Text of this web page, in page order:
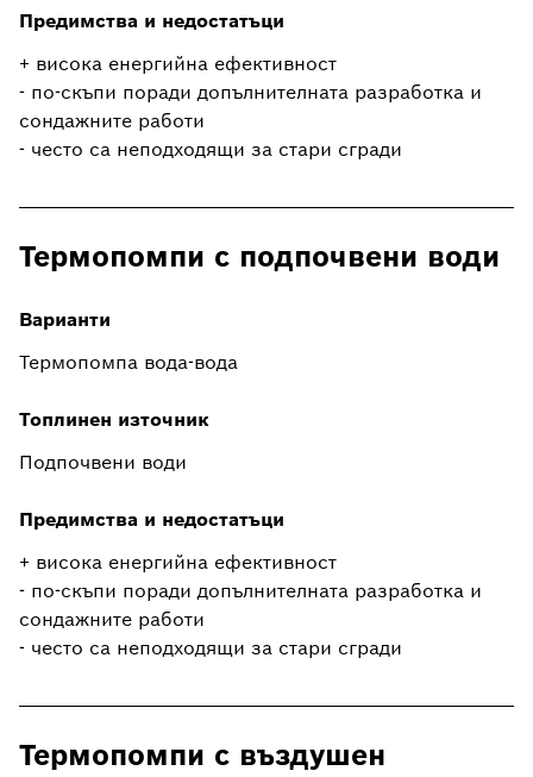
Предимства и недостатъци
+ висока енергийна ефективност
- по-скъпи поради допълнителната разработка и
сондажните работи
- често са неподходящи за стари сгради
Термопомпи с подпочвени води
Варианти
Термопомпа вода-вода
Топлинен източник
Подпочвени води
Предимства и недостатъци
+ висока енергийна ефективност
- по-скъпи поради допълнителната разработка и
сондажните работи
- често са неподходящи за стари сгради
Термопомпи с въздушен